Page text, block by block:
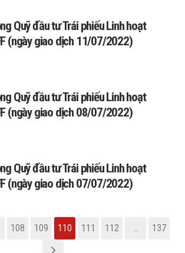
Quỹ đầu tư Trái phiếu Linh hoạt
(ngày giao dịch 11/07/2022)
Quỹ đầu tư Trái phiếu Linh hoạt
(ngày giao dịch 08/07/2022)
Quỹ đầu tư Trái phiếu Linh hoạt
(ngày giao dịch 07/07/2022)
108 109 110 111 112 … 137